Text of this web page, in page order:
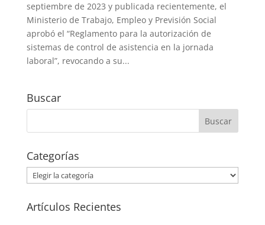
septiembre de 2023 y publicada recientemente, el
Ministerio de Trabajo, Empleo y Previsión Social
aprobó el “Reglamento para la autorización de
sistemas de control de asistencia en la jornada
laboral”, revocando a su...
Buscar
Categorías
Categorías
Artículos Recientes